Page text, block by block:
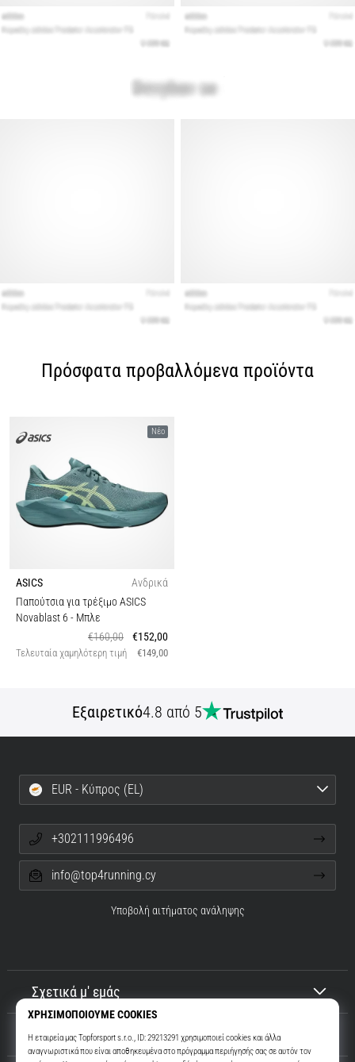
Πρόσφατα προβαλλόμενα προϊόντα
Νέο
ASICS
Ανδρικά
Παπούτσια για τρέξιμο ASICS
Novablast 6 - Μπλε
€160,00
€152,00
Τελευταία χαμηλότερη τιμή €149,00
Εξαιρετικό4.8 από 5
Σχετικά μ' εμάς
Εξυπηρέτηση πελατών
EUR - Κύπρος (EL)
+302111996496
info@top4running.cy
Υποβολή αιτήματος ανάληψης